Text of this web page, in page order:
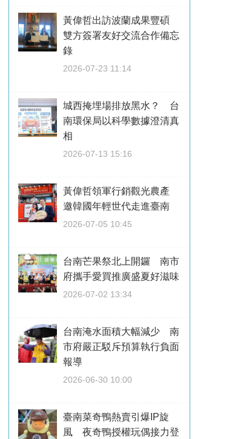
黃偉哲出訪波蘭成果豐碩
雙方簽署友好交流合作備忘
錄
2026-07-23 11:14
城西掩埋場排放黑水？ 台
南環保局以科學數據澄清真
相
2026-07-13 15:16
黃偉哲領軍行銷觀光農產
邀韓國年輕世代走進臺南
2026-07-05 10:45
台南芒果祭北上開鑼 南市
府攜手愛買推廣盛夏好滋味
2026-07-02 13:34
台南淹水面積大幅減少 南
市府嚴正駁斥預算執行負面
報導
2026-06-30 10:00
臺南菜奇鴨熱賣引爆IP旋
風 夜奇鴨授權玩偶接力登